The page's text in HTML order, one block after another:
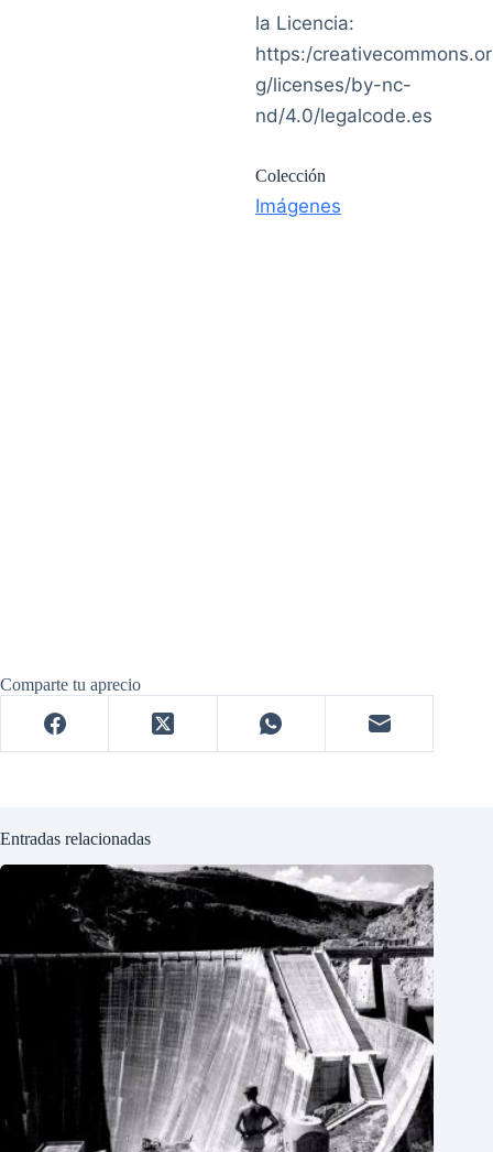
la Licencia:
https:/creativecommons.or
g/licenses/by-nc-
nd/4.0/legalcode.es
Colección
Imágenes
Comparte tu aprecio
Entradas relacionadas